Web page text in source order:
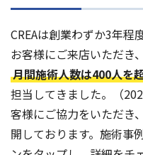
CREAは創業わずか3年程
お客様にご来店いただき
月間施術人数は400人を
担当してきました。（
客様にご協力をいただき
開しております。施術事